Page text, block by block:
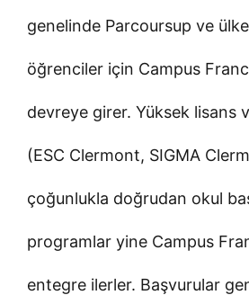
genelinde Parcoursup ve ülke
öğrenciler için Campus
devreye girer. Yüksek lisans
(ESC Clermont, SIGMA
çoğunlukla doğrudan okul
programlar yine Campus
entegre ilerler. Başvurular